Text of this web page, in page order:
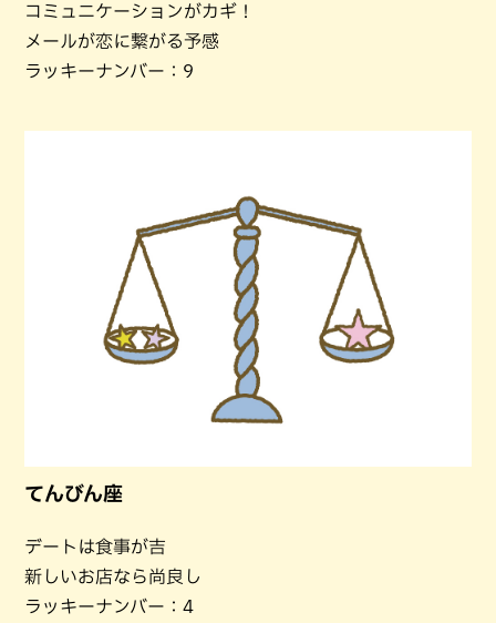
コミュニケーションがカギ！
メールが恋に繋がる予感
ラッキーナンバー：9
てんびん座
デートは食事が吉
新しいお店なら尚良し
ラッキーナンバー：4